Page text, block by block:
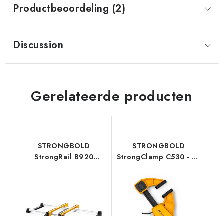
Productbeoordeling (2)
Discussion
Gerelateerde producten
STRONGBOLD
StrongRail B920
STRONGBOLD
StrongClamp C530 - 30